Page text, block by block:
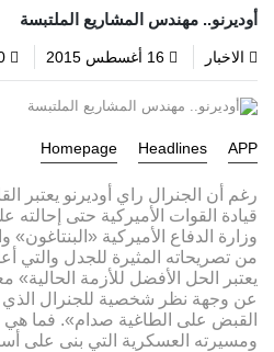
أوديرنو.. مهندس المشاريع الملتبسة
الاخبار
APP
Headlines
Homepage
رغم أن الجنرال راي أوديرنو يعتبر
قيادة القوات الأميركية حتى إحالته
وزارة الدفاع الأميركية «البنتاغون»
من تصريحاته المثيرة للجدل والتي
يعتبر الحل الأفضل للأزمة الحالية»
عن وجهة نظر شخصية للجنرال
القبض على الطاغية صدام». فما هي
ومسيرته العسكرية التي بنى على